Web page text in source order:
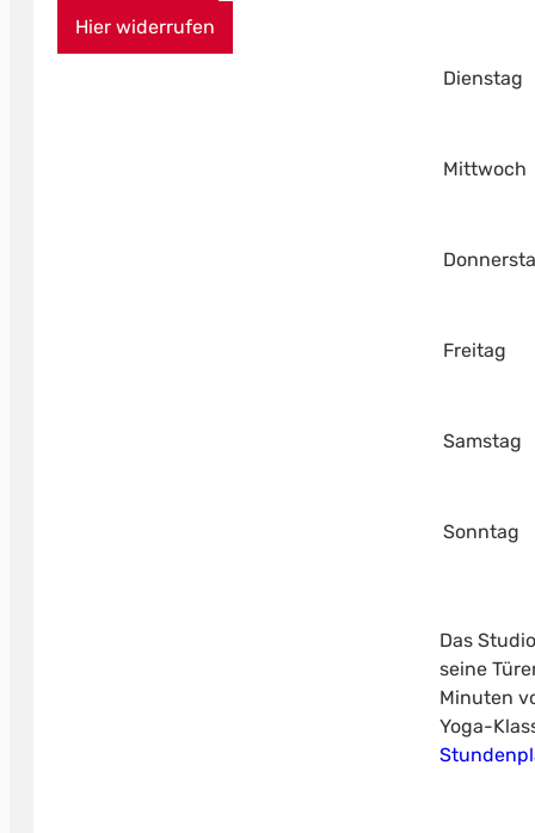
Hier widerrufen
Dienstag
Mittwoch
Freitag
Samstag
Sonntag
Das
seine
Minuten
Yoga-